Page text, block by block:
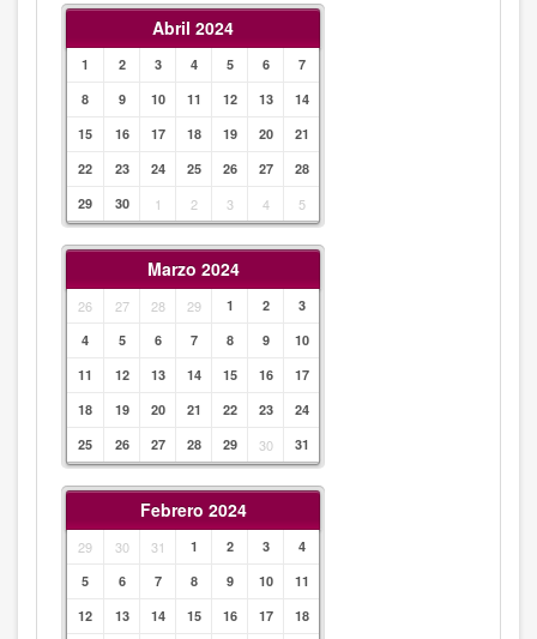
Abril 2024
1 2 3 4 5 6
7
8
9 10 11 12 13
14
15
16 17 18 19 20
21
22
23 24 25 26 27
28
29
30 1 2 3 4 5
Marzo 2024
26 27 28 29 1 2
3
4
5 6 7 8 9
10
11
12 13 14 15 16
17
18
19 20 21 22 23
24
25
26 27 28 29 30 31
Febrero 2024
29 30 31 1 2 3
4
5
6 7 8 9 10
11
12
13 14 15 16 17
18